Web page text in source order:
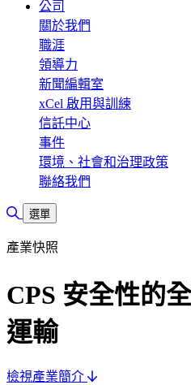
公司
關於我們
職涯
領導力
新聞編輯室
xCel 啟用與訓練
信託中心
事件
環境、社會和治理政策
聯絡我們
切換搜尋
選單
產業快照
CPS 安全性的
運輸
檢視產業簡介